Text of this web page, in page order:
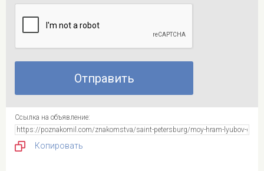
Ссылка на объявление:
Копировать